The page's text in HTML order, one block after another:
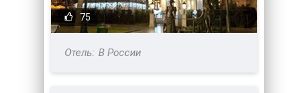
75
В России